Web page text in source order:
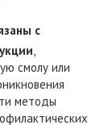
с
,
смолу или
методы